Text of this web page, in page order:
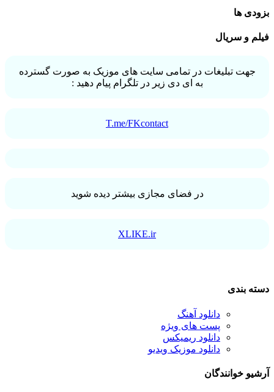
بزودی ها
فیلم و سریال
جهت تبلیغات در تمامی سایت های موزیک به صورت گسترده
به ای دی زیر در تلگرام پیام دهید :
T.me/FKcontact
در فضای مجازی بیشتر دیده شوید
XLIKE.ir
دسته بندی
دانلود آهنگ
پست های ویژه
دانلود ریمیکس
دانلود موزیک ویدیو
آرشیو خوانندگان